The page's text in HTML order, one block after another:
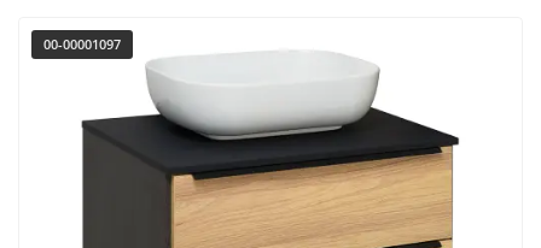
00-00001097